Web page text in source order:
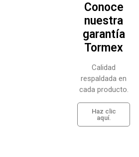
Conoce
nuestra
garantía
Tormex
Calidad
respaldada en
cada producto.
Haz clic
aquí.